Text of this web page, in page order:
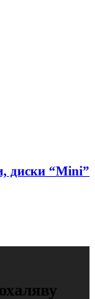
диски “Mini”